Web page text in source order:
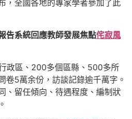
，全國各地的專家學者參加了此
告系統回應教師發展焦點侘寂風
政區、200多個區縣、500多所
卷5萬余份，訪談記錄逾千萬字。
、留任傾向、待遇程度、編制狀